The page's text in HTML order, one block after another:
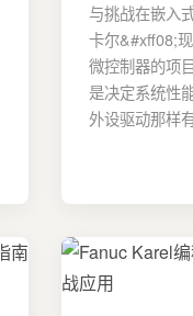
与挑战在嵌入
卡尔&#xff08;
微控制器的项
是决定系统性
外设驱动那样